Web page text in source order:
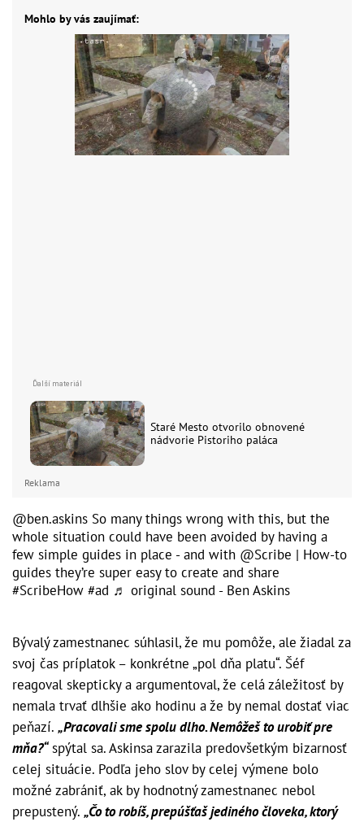
Mohlo by vás zaujímať:
Staré Mesto otvorilo obnovené
nádvorie Pistoriho paláca
Reklama
@ben.askins So many things wrong with this, but the
whole situation could have been avoided by having a
few simple guides in place - and with @Scribe | How-to
guides they’re super easy to create and share
#ScribeHow #ad ♬ original sound - Ben Askins
Bývalý zamestnanec súhlasil, že mu pomôže, ale žiadal za
svoj čas príplatok – konkrétne „pol dňa platu“. Šéf
reagoval skepticky a argumentoval, že celá záležitosť by
nemala trvať dlhšie ako hodinu a že by nemal dostať viac
peňazí. „Pracovali sme spolu dlho. Nemôžeš to urobiť pre
mňa?“spýtal sa. Askinsa zarazila predovšetkým bizarnosť
celej situácie. Podľa jeho slov by celej výmene bolo
možné zabrániť, ak by hodnotný zamestnanec nebol
prepustený. „Čo to robíš, prepúšťaš jediného človeka, ktorý